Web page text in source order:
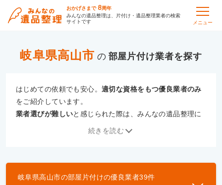
おかげさまで 8周年
みんなの遺品整理は、片付け・遺品整理業者の検索
サイトです
メニュー
岐阜県高山市 の 部屋片付け
はじめての依頼でも安心。適切な資格をもつ優良業者のみ
をご紹介しています。
業者選びが難しいと感じられた際は、みんなの遺品整理に
優良業者とは
続きを読む
岐阜県高山市の部屋片付けの優良業者39件